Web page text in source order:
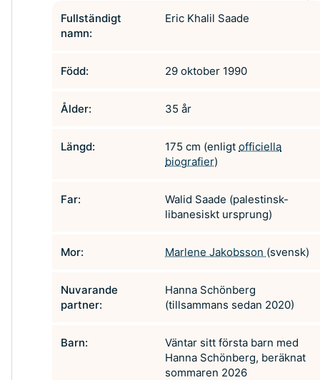
Fullständigt
namn:
Eric Khalil Saade
Född: 29 oktober 1990
Ålder: 35 år
Längd: 175 cm (enligt officiella
biografier)
Far:
Walid Saade (palestinsk-
libanesiskt ursprung)
Mor: Marlene Jakobsson (svensk)
Nuvarande
partner:
Hanna Schönberg
(tillsammans sedan 2020)
Barn:
Väntar sitt första barn med
Hanna Schönberg, beräknat
sommaren 2026